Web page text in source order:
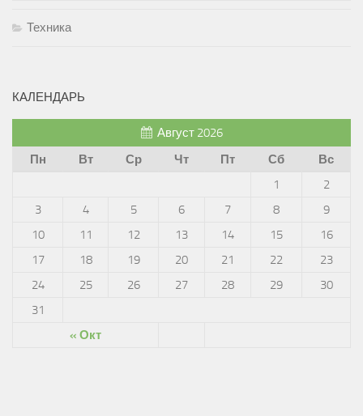
Техника
КАЛЕНДАРЬ
Август 2026
Пн
Вт Ср Чт Пт Сб Вс
« Окт
1
2
3
4 5 6 7 8
9
10
11 12 13 14 15
16
17
18 19 20 21 22
23
24
25 26 27 28 29
30
31